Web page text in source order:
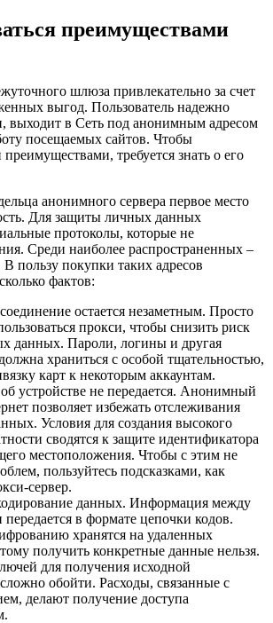
преимуществами
шлюза привлекательно за счет
выгод. Пользователь надежно
выходит в Сеть под анонимным адресом
посещаемых сайтов. Чтобы
преимуществами, требуется знать о его
анонимного сервера первое место
Для защиты личных данных
протоколы, которые не
Среди наиболее распространенных –
пользу покупки таких адресов
фактов:
остается незаметным. Просто
прокси, чтобы снизить риск
данных. Пароли, логины и другая
храниться с особой тщательностью,
карт к некоторым аккаунтам.
устройстве не передается. Анонимный
позволяет избежать отслеживания
Условия для создания высокого
сводятся к защите идентификатора
местоположения. Чтобы с этим не
пользуйтесь подсказками, как
сервер.
данных. Информация между
передается в формате цепочки кодов.
хранятся на удаленных
получить конкретные данные нельзя.
для получения исходной
обойти. Расходы, связанные с
делают получение доступа